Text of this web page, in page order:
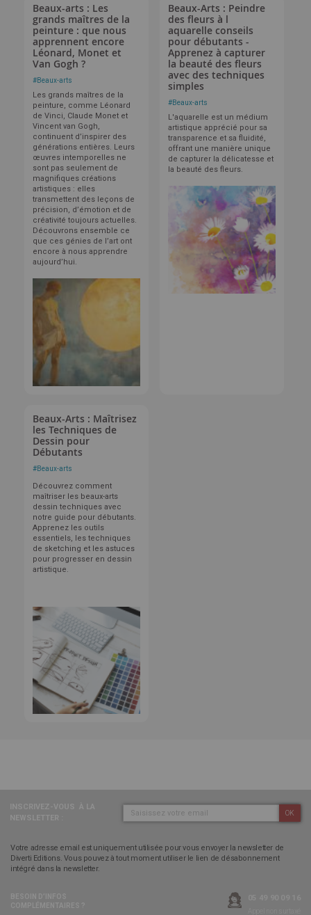
Beaux-arts : Les
grands maîtres de la
peinture : que nous
apprennent encore
Léonard, Monet et
Van Gogh ?
#Beaux-arts
Les grands maîtres de la
peinture, comme Léonard
de Vinci, Claude Monet et
Vincent van Gogh,
continuent d’inspirer des
générations entières. Leurs
œuvres intemporelles ne
sont pas seulement de
magnifiques créations
artistiques : elles
transmettent des leçons de
précision, d’émotion et de
créativité toujours actuelles.
Découvrons ensemble ce
que ces génies de l’art ont
encore à nous apprendre
aujourd’hui.
Beaux-Arts : Peindre
des fleurs à l
aquarelle conseils
pour débutants -
Apprenez à capturer
la beauté des fleurs
avec des techniques
simples
#Beaux-arts
L'aquarelle est un médium
artistique apprécié pour sa
transparence et sa fluidité,
offrant une manière unique
de capturer la délicatesse et
la beauté des fleurs.
Beaux-Arts : Maîtrisez
les Techniques de
Dessin pour
Débutants
#Beaux-arts
Découvrez comment
maîtriser les beaux-arts
dessin techniques avec
notre guide pour débutants.
Apprenez les outils
essentiels, les techniques
de sketching et les astuces
pour progresser en dessin
artistique.
OK
Votre adresse email est uniquement utilisée pour vous envoyer la newsletter de
Diverti Editions. Vous pouvez à tout moment utiliser le lien de désabonnement
intégré dans la newsletter.